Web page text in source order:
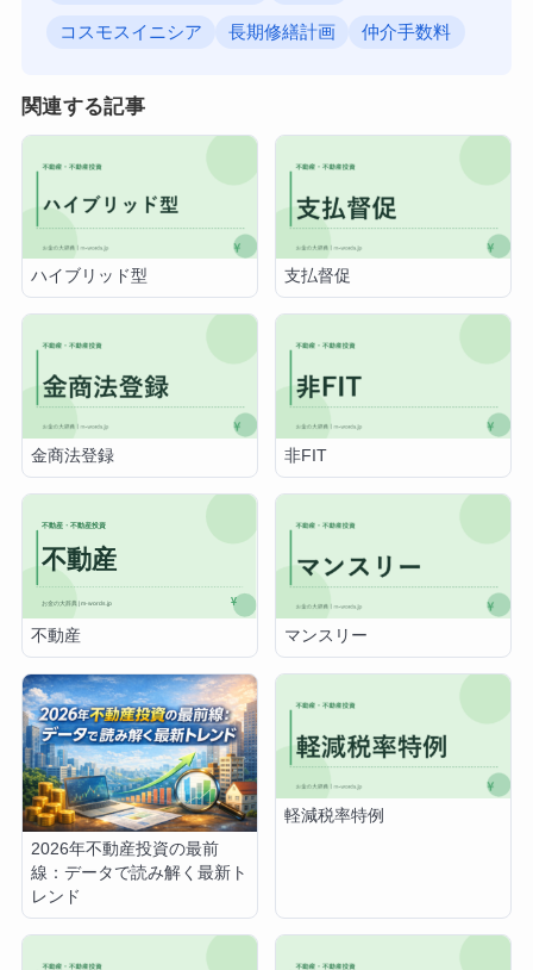
コスモスイニシア 長期修繕計画 仲介手数料
関連する記事
ハイブリッド型 支払督促
金商法登録 非FIT
不動産 マンスリー
2026年不動産投資の最前
線：データで読み解く最新ト
レンド
軽減税率特例